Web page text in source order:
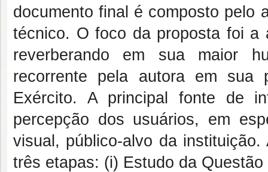
documento final é composto pelo
técnico. O foco da proposta foi a
reverberando em sua maior
recorrente pela autora em sua
Exército. A principal fonte de
percepção dos usuários, em
visual, público-alvo da
três etapas: (i) Estudo da